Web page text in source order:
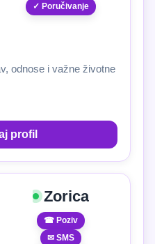
✓ Poručivanje
odnose i važne životne
profil
Zorica
☎ Poziv
✉ SMS